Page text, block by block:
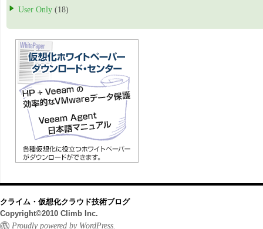
User Only (18)
クライム・仮想化クラウド技術ブログ
Copyright©2010 Climb Inc.
Proudly powered by WordPress.